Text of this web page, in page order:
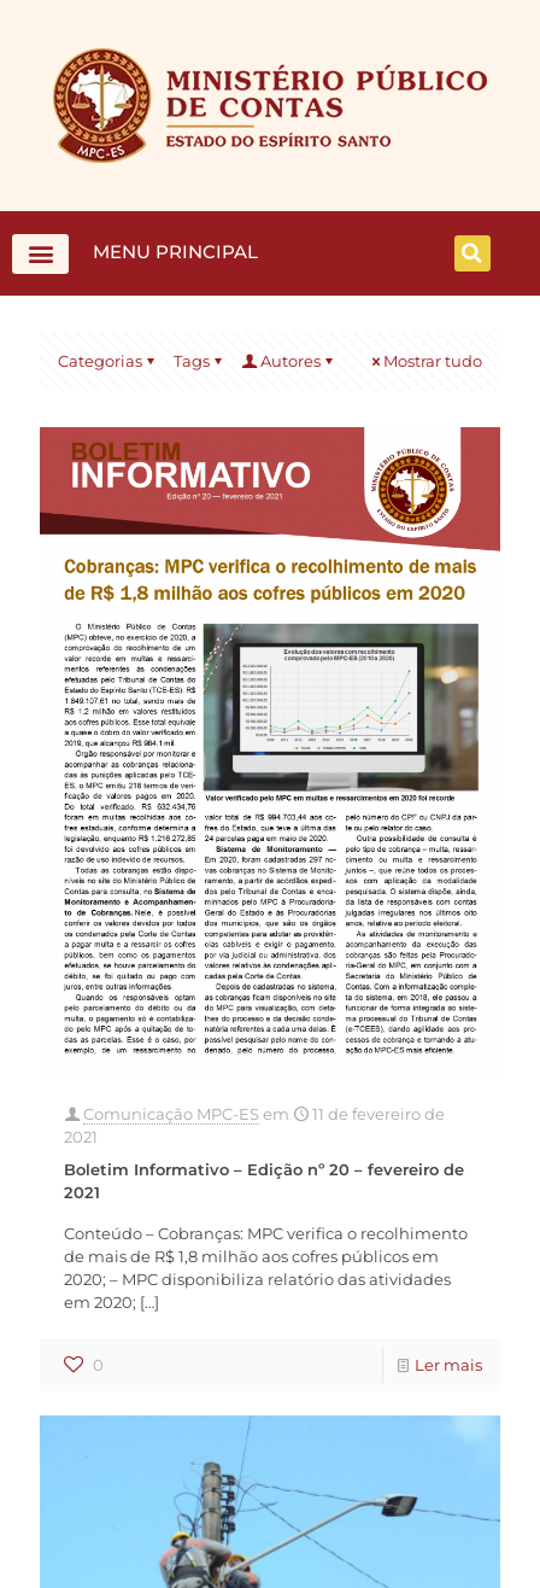
MENU PRINCIPAL
Categorias Tags Autores Mostrar tudo
Comunicação MPC-ESem
11 de fevereiro de
2021
Boletim Informativo – Edição nº 20 – fevereiro de
2021
Conteúdo – Cobranças: MPC verifica o recolhimento
de mais de R$ 1,8 milhão aos cofres públicos em
2020; – MPC disponibiliza relatório das atividades
em 2020; […]
0 Ler mais